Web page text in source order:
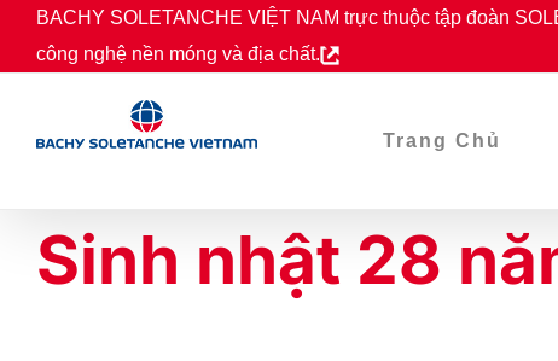
SkipBACHY SOLETANCHE VIỆT NAM trực thuộc tập đoàn
công nghệ nền móng và địa chất.
Trang Chủ
Sinh nhật 28